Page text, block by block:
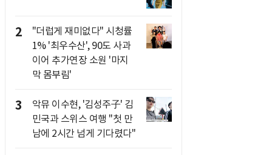
2
"더럽게 재미없다" 시청률
1% '최우수산', 90도 사과
이어 추가연장 소원 '마지
막 몸부림'
3
악뮤 이수현, '김성주子' 김
민국과 스위스 여행 "첫 만
남에 2시간 넘게 기다렸다"